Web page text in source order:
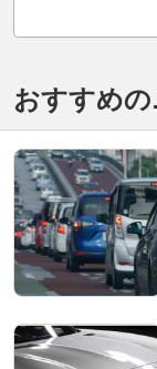
おすすめ